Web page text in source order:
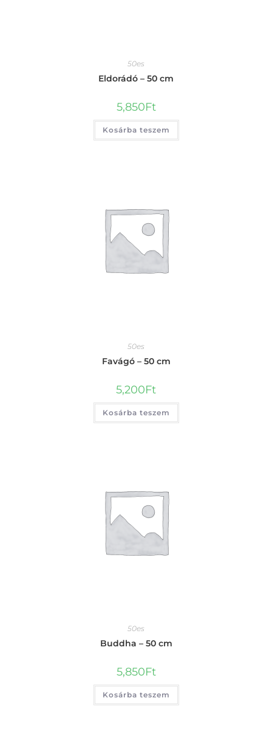
50es
Eldorádó – 50 cm
5,850Ft
Kosárba teszem
50es
Favágó – 50 cm
5,200Ft
Kosárba teszem
50es
Buddha – 50 cm
5,850Ft
Kosárba teszem